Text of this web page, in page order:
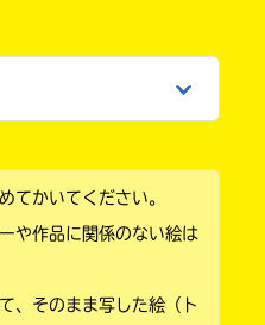
てかいてください。
や作品に関係のない絵は
、そのまま写した絵（ト